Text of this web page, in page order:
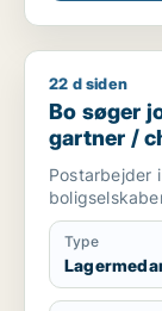
Bo søger job
22 d siden
Bo søger
gartner /
Postarbejder
Type